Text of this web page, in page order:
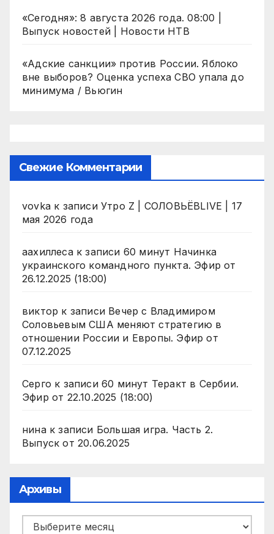
«Сегодня»: 8 августа 2026 года. 08:00 |
Выпуск новостей | Новости НТВ
«Адские санкции» против России. Яблоко
вне выборов? Оценка успеха СВО упала до
минимума / Вьюгин
Свежие Комментарии
vovka к записи Утро Z | СОЛОВЬЁВLIVE | 17
мая 2026 года
аахиллесак записи 60 минут Начинка
украинского командного пункта. Эфир от
26.12.2025 (18:00)
виктор к записи Вечер с Владимиром
Соловьевым США меняют стратегию в
отношении России и Европы. Эфир от
07.12.2025
Серго к записи 60 минут Теракт в Сербии.
Эфир от 22.10.2025 (18:00)
нинак записи Большая игра. Часть 2.
Выпуск от 20.06.2025
Архивы
Архивы